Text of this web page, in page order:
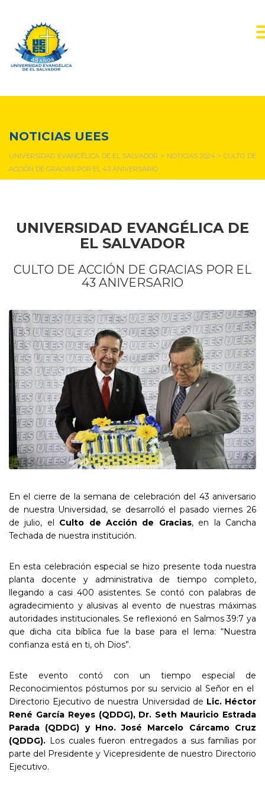
NOTICIAS UEES
UNIVERSIDAD EVANGÉLICA DE EL SALVADOR > NOTICIAS 2024>CULTO DE
ACCIÓN DE GRACIAS POR EL 43 ANIVERSARIO
UNIVERSIDAD EVANGÉLICA DE
EL SALVADOR
CULTO DE ACCIÓN DE GRACIAS POR EL
43 ANIVERSARIO
En el cierre de la semana de celebración del 43 aniversario
de nuestra Universidad, se desarrolló el pasado viernes 26
de julio, el Culto de Acción de Gracias, en la Cancha
Techada de nuestra institución.
En esta celebración especial se hizo presente toda nuestra
planta docente y administrativa de tiempo completo,
llegando a casi 400 asistentes. Se contó con palabras de
agradecimiento y alusivas al evento de nuestras máximas
autoridades institucionales. Se reflexionó en Salmos 39:7 ya
que dicha cita bíblica fue la base para el lema: “Nuestra
confianza está en ti, oh Dios”.
Este evento contó con un tiempo especial de
Reconocimientos póstumos por su servicio al Señor en el
Directorio Ejecutivo de nuestra Universidad de Lic. Héctor
René García Reyes (QDDG), Dr. Seth Mauricio Estrada
Parada (QDDG) y Hno. José Marcelo Cárcamo Cruz
(QDDG). Los cuales fueron entregados a sus famílias por
parte del Presidente y Vicepresidente de nuestro Directorio
Ejecutivo.